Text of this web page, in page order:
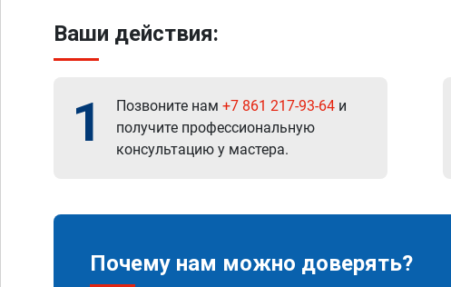
Ваши действия:
1 Позвоните нам +7 861 217-93-64 и
получите профессиональную
консультацию у мастера.
Почему нам можно доверять?